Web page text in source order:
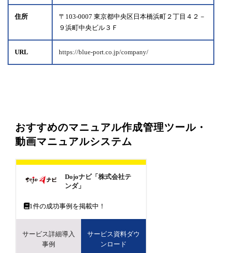
住所
〒103-0007 東京都中央区日本橋浜町２丁目４２－
９浜町中央ビル３Ｆ
URL https://blue-port.co.jp/company/
おすすめのマニュアル作成管理ツール・
動画マニュアルシステム
Dojoナビ「株式会社テ
ンダ」
1件の成功事例を掲載中！
サービス詳細導入
事例
サービス資料ダウ
ンロード